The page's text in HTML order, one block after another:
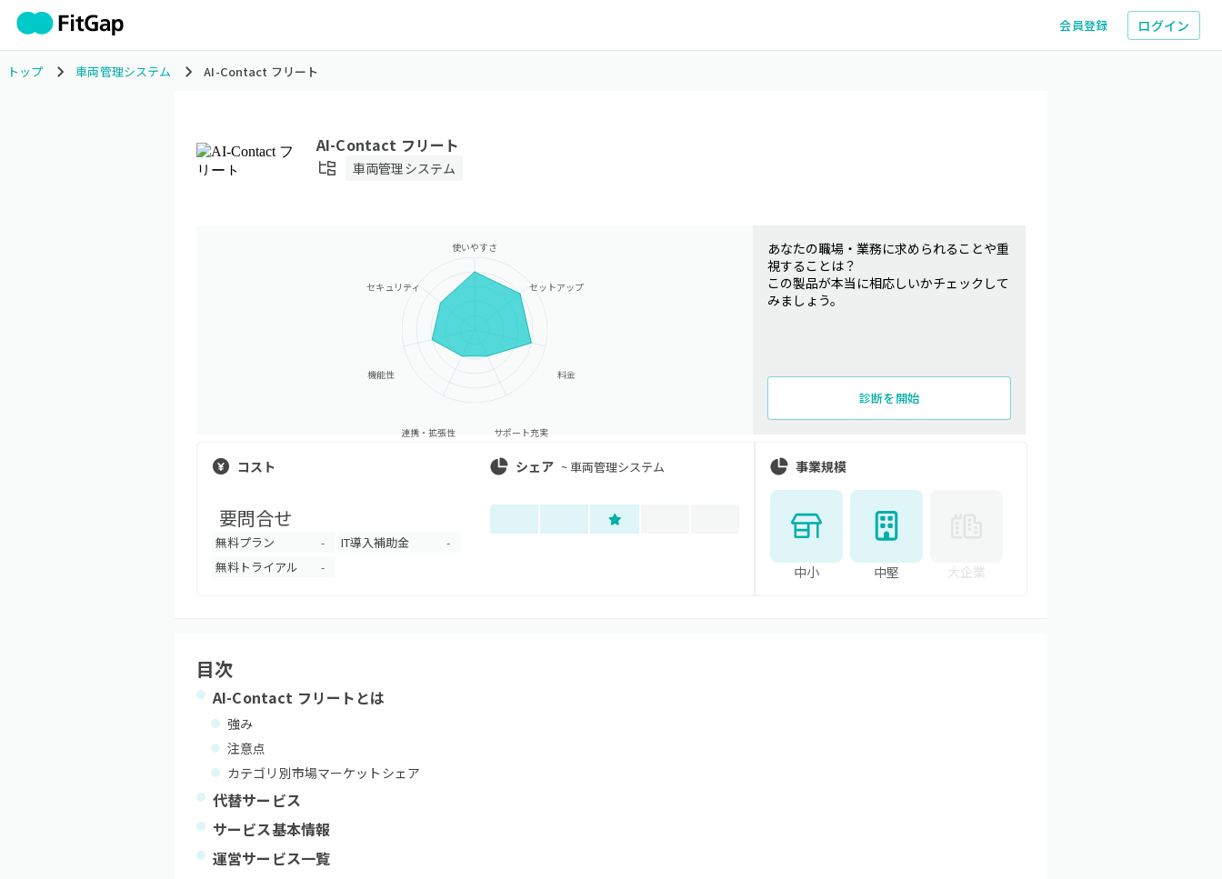
会員登録 ログイン
トップ 車両管理システム AI-Contact フリート
AI-Contact フリート
車両管理システム
使いやすさ
セットアップ
料金
サポート充実
連携・拡張性
機能性
セキュリティ
あなたの職場・業務に求められることや重
視することは？
この製品が本当に相応しいかチェックして
みましょう。
診断を開始
コスト
要問合せ
無料プラン - IT導入補助金 -
無料トライアル -
シェア ~車両管理システム 事業規模
中小 中堅 大企業
目次
AI-Contact フリート とは
強み
注意点
カテゴリ別市場マーケットシェア
代替サービス
サービス基本情報
運営サービス一覧